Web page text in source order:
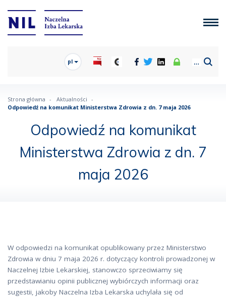
pl
Strona główna
Aktualności
Odpowiedź na komunikat Ministerstwa Zdrowia z dn. 7 maja 2026
Odpowiedź na komunikat
Ministerstwa Zdrowia z dn. 7
maja 2026
W odpowiedzi na komunikat opublikowany przez Ministerstwo
Zdrowia w dniu 7 maja 2026 r. dotyczący kontroli prowadzonej w
Naczelnej Izbie Lekarskiej, stanowczo sprzeciwiamy się
przedstawianiu opinii publicznej wybiórczych informacji oraz
sugestii, jakoby Naczelna Izba Lekarska uchylała się od